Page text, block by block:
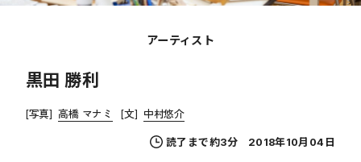
アーティスト
黒田 勝利
[写真]高橋 マナミ [文] 中村悠介
読了まで約3分 2018年10月04日